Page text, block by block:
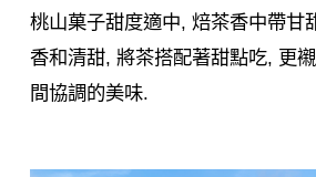
桃山菓子甜度適中, 焙茶香中帶甘
香和清甜, 將茶搭配著甜點吃, 更
間協調的美味.